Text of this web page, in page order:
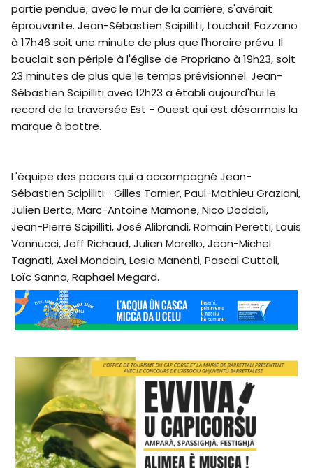
partie pendue; avec le mur de la carrière; s'avérait
éprouvante. Jean-Sébastien Scipilliti, touchait Fozzano
à 17h46 soit une minute de plus que l'horaire prévu. Il
bouclait son périple à l'église de Propriano à 19h23, soit
23 minutes de plus que le temps prévisionnel. Jean-
Sébastien Scipilliti avec 12h23 a établi aujourd'hui le
record de la traversée Est - Ouest qui est désormais la
marque à battre.
L'équipe des pacers qui a accompagné Jean-
Sébastien Scipilliti: : Gilles Tarnier, Paul-Mathieu Graziani,
Julien Berto, Marc-Antoine Mamone, Nico Doddoli,
Jean-Pierre Scipilliti, José Alibrandi, Romain Peretti, Louis
Vannucci, Jeff Richaud, Julien Morello, Jean-Michel
Tagnati, Axel Mondain, Lesia Manenti, Pascal Cuttoli,
Loïc Sanna, Raphaël Megard.